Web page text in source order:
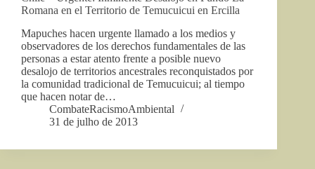
Romana en el Territorio de Temucuicui en Ercilla
Mapuches hacen urgente llamado a los medios y
observadores de los derechos fundamentales de las
personas a estar atento frente a posible nuevo
desalojo de territorios ancestrales reconquistados por
la comunidad tradicional de Temucuicui; al tiempo
que hacen notar de…
CombateRacismoAmbiental
31 de julho de 2013